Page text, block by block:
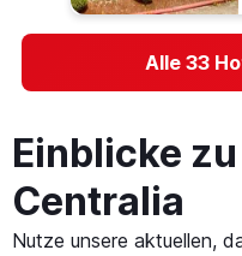
Alle 33
Einblicke
Centralia
Nutze unsere aktuellen,